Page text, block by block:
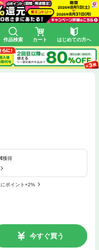
作品検索 カート はじめての方へ
獲得
ポイント+2%
今すぐ買う